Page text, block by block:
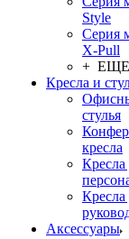
Style
Серия
X-Pull
+ ЕЩЕ
Кресла и
стулья
кресла
Кресла
Кресла
Аксессуары